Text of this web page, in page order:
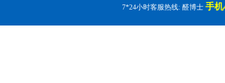
7*24小时客服热线: 醛博士手机